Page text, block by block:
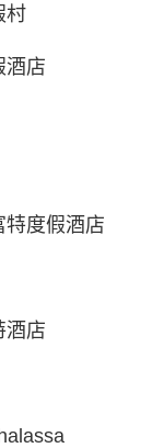
村
酒店
特度假酒店
酒店